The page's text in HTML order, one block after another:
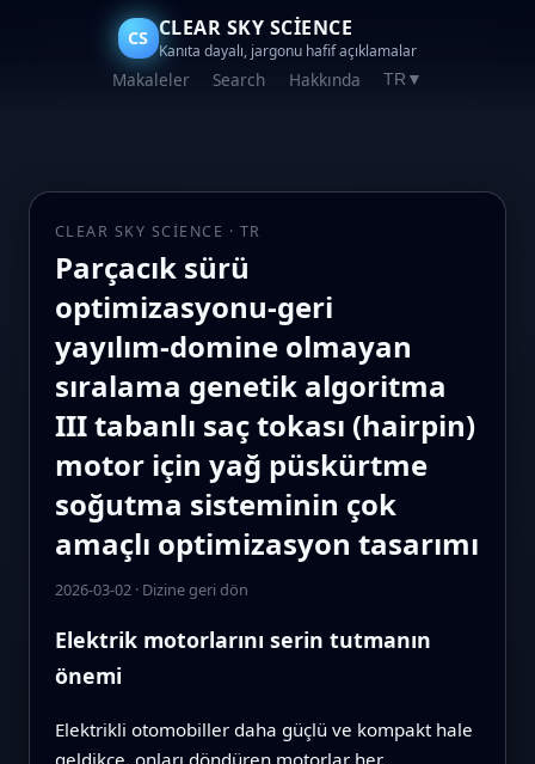
CS CLEAR SKY SCIENCE
Kanıta dayalı, jargonu hafif açıklamalar
Makaleler Search Hakkında TR ▼
CLEAR SKY SCIENCE · TR
Parçacık sürü
optimizasyonu‑geri
yayılım‑domine olmayan
sıralama genetik algoritma
III tabanlı saç tokası (hairpin)
motor için yağ püskürtme
soğutma sisteminin çok
amaçlı optimizasyon tasarımı
2026-03-02· Dizine geri dön
Elektrik motorlarını serin tutmanın
önemi
Elektrikli otomobiller daha güçlü ve kompakt hale
geldikçe, onları döndüren motorlar her